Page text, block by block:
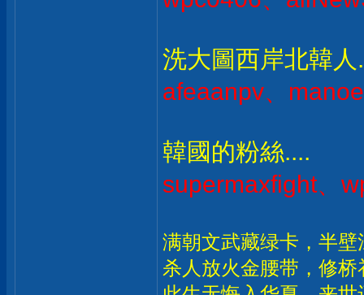
洗大圖西岸北韓人
afeaanpv、
韓國的粉絲....
supermaxfight、
满朝文武藏绿卡，半壁
杀人放火金腰带，修桥